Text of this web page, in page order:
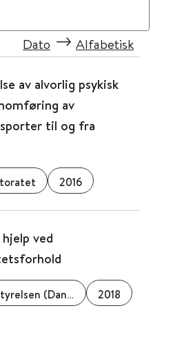
Dato Alfabetisk
av alvorlig psykisk
av
til og fra
2016
ved
Sundhedsstyrelsen (Danmark) 2018